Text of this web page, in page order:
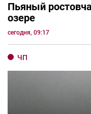
Пьяный
озере
сегодня, 09:17
ЧП